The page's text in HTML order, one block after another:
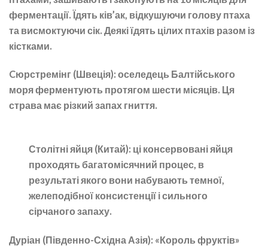
ферментації. Їдять ків’ак, відкушуючи голову птаха
та висмоктуючи сік. Деякі їдять цілих птахів разом із
кістками.
Cюрстремінг (Швеція): оселедець Балтійського
моря ферментують протягом шести місяців. Ця
страва має різкий запах гниття.
Столітні яйця (Китай): ці консервовані яйця
проходять багатомісячний процес, в
результаті якого вони набувають темної,
желеподібної консистенції і сильного
сірчаного запаху.
Дуріан (Південно-Східна Азія): «Король фруктів»